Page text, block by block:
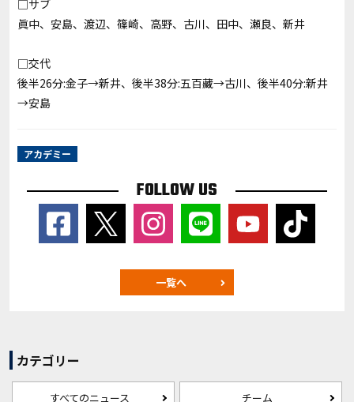
□サブ
眞中、安島、渡辺、篠崎、高野、古川、田中、瀬良、新井
□交代
後半26分:金子→新井、後半38分:五百藏→古川、後半40分:新井
→安島
アカデミー
FOLLOW US
一覧へ
カテゴリー
すべてのニュース チーム